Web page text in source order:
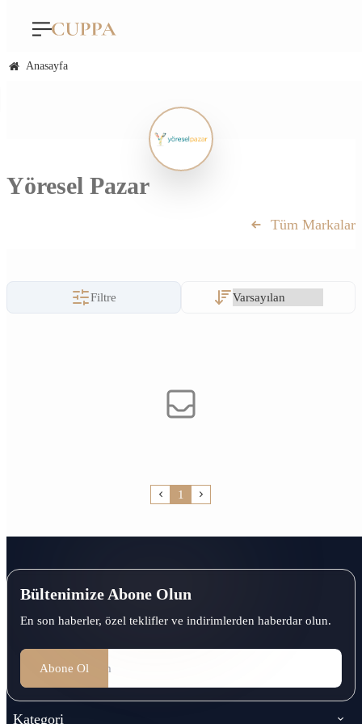
Anasayfa
Yöresel Pazar
Tüm Markalar
Filtre
1
Bültenimize Abone Olun
En son haberler, özel teklifler ve indirimlerden haberdar olun.
Abone Ol
Kategori